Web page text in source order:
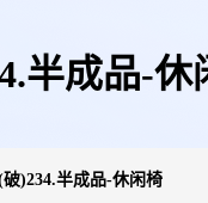
半成品-休
破)234.半成品-休闲椅